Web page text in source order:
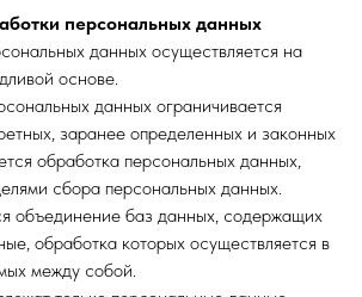
персональных данных
данных осуществляется на
основе.
данных ограничивается
заранее определенных и законных
обработка персональных данных,
сбора персональных данных.
объединение баз данных, содержащих
обработка которых осуществляется в
между собой.